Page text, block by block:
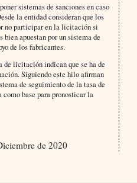
sistemas de sanciones en caso
la entidad consideran que los
no participar en la licitación si
apuestan por un sistema de
de los fabricantes.
de licitación indican que se ha de
Siguiendo este hilo afirman
de seguimiento de la tasa de
base para pronosticar la
de 2020